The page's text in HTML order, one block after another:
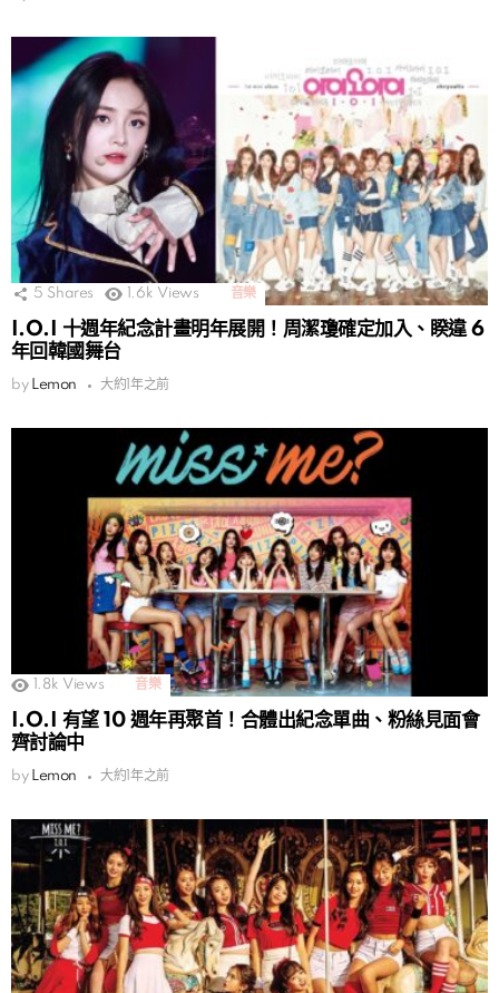
5 Shares 1.6k Views 音樂
I.O.I 十週年紀念計畫明年展開！周潔瓊確定加入、睽違 6
年回韓國舞台
by Lemon 大約1年之前
1.8k Views 音樂
I.O.I 有望 10 週年再聚首！合體出紀念單曲、粉絲見面會
齊討論中
by Lemon 大約1年之前